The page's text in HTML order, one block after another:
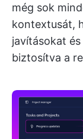
még sok
kontextusát,
javításokat
biztosítva a